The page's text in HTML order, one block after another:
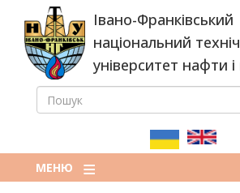
основного
вмісту
Івано-Франківський
національний
університет нафти і
ПОШУКОВА
ПОШУК
МЕНЮ